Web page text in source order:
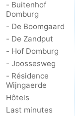
Nature
Het
Zwin
Météo
Contact
- Buitenhof
Domburg
- De Boomgaard
- De Zandput
- Hof Domburg
- Joossesweg
- Résidence
Wijngaerde
Hôtels
Last minutes